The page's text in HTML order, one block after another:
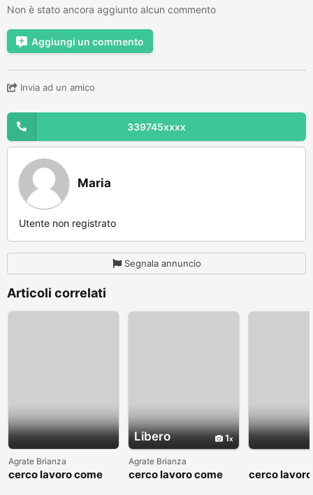
Non è stato ancora aggiunto alcun commento
Aggiungi un commento
Invia ad un amico
339745xxxx
Maria
Utente non registrato
Segnala annuncio
Articoli correlati
Agrate Brianza
cerco lavoro come
Libero 1
Agrate Brianza
cerco lavoro come
cerco